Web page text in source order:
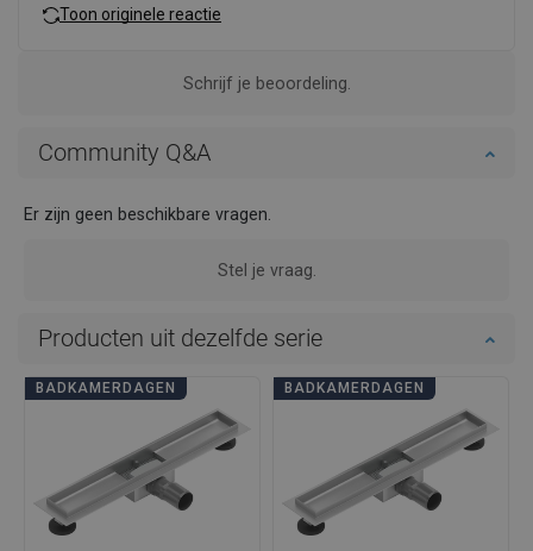
Toon originele reactie
Schrijf je beoordeling.
Community Q&A
Er zijn geen beschikbare vragen.
Stel je vraag.
Producten uit dezelfde serie
BADKAMERDAGEN BADKAMERDAGEN